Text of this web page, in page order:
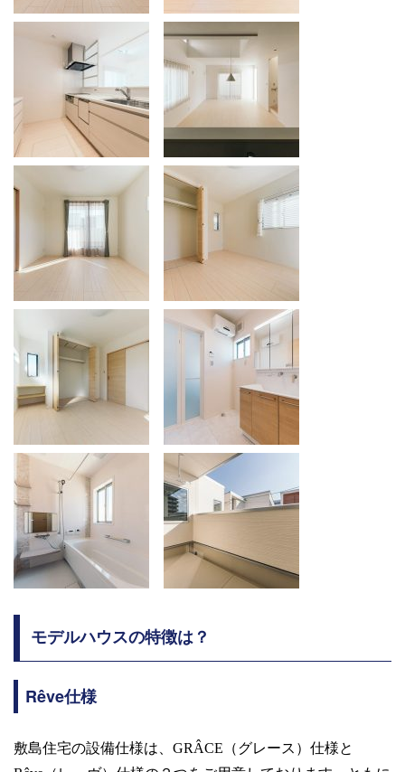
モデルハウスの特徴は？
Rêve仕様
敷島住宅の設備仕様は、GRÂCE（グレース）仕様と